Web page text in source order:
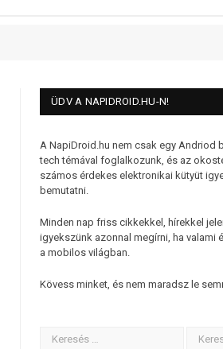
ÜDV A NAPIDROID.HU-N!
A NapiDroid.hu nem csak egy Andriod
tech témával foglalkozunk, és az
számos érdekes elektronikai kütyüt
bemutatni.
Minden nap friss cikkekkel, hírekkel
igyekszünk azonnal megírni, ha valami
a mobilos világban.
Kövess minket, és nem maradsz le